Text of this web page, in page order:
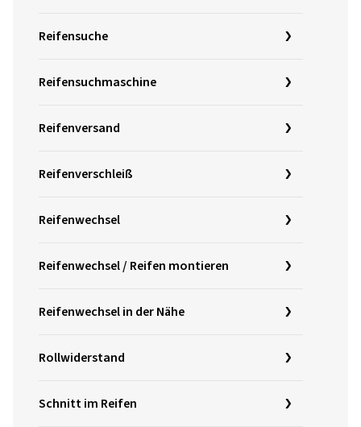
Reifensuche
Reifensuchmaschine
Reifenversand
Reifenverschleiß
Reifenwechsel
Reifenwechsel / Reifen montieren
Reifenwechsel in der Nähe
Rollwiderstand
Schnitt im Reifen